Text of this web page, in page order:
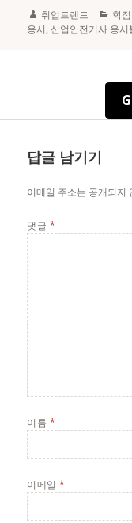
Author
취업트렌드 학
응시,산업안전기사 응시
답글 남기기
이메일 주소는 공개되지
댓글 *
이름 *
이메일*